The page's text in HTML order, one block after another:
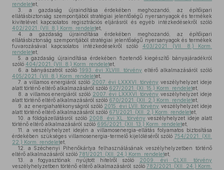
rendeletet,
3.
a gazdaság újraindítása érdekében meghozandó, az építőipari
ellátásbiztonság szempontjából stratégiai jelentőségű nyersanyagok és termékek
kivitelével kapcsolatos regisztrációs eljárásról és egyéb intézkedésekről szóló
402/2021. (VII. 8.) Korm. rendeletet,
4.
a gazdaság újraindítása érdekében meghozandó, az építőipari
ellátásbiztonság szempontjából stratégiai jelentőségű nyersanyagok és termékek
fuvarozásával kapcsolatos intézkedésekről szóló 403/2021. (VII. 8.) Korm.
rendeletet,
5.
a gazdaság újraindítása érdekében fizetendő kiegészítő bányajáradékról
szóló 404/2021. (VII. 8.) Korm. rendeletet,
6.
a bányászatról szóló 1993. évi XLVIII. törvény eltérő alkalmazásáról szóló
405/2021. (VII. 8.) Korm. rendeletet,
7. a villamos energiáról szóló 2007. évi LXXXVI. törvény veszélyhelyzet ideje
alatt történő eltérő alkalmazásáról szóló 627/2021. (XI. 15.) Korm. rendeletet,
8.
a villamos energiáról szóló 2007. évi LXXXVI. törvény veszélyhelyzet ideje
alatt történő eltérő alkalmazásáról szóló 670/2021. (XII. 2.) Korm. rendeletet,
9. az energiahatékonyságról szóló 2015. évi LVII. törvény veszélyhelyzet ideje
alatt történő eltérő alkalmazásáról szóló 671/2021. (XII. 2.) Korm. rendeletet,
10.
a földgázellátásról szóló 2008. évi XL. törvény veszélyhelyzet ideje alatt
történő eltérő alkalmazásáról szóló 695/2021. (XII. 13.) Korm. rendeletet,
11.
a veszélyhelyzet idején a villamosenergia-ellátás folyamatos biztosítása
érdekében szükséges villamosenergia-termelő kijelöléséről szóló754/2021. (XII.
22.) Korm. rendeletet,
12.
a Széchenyi Pihenőkártya felhasználásának veszélyhelyzetben történő
eltérő alkalmazásáról szóló 781/2021. (XII. 24.) Korm. rendeletet,
13.
a fogyasztónak nyújtott hitelről szóló 2009. évi CLXII. törvény
veszélyhelyzetben történő eltérő alkalmazásáról szóló 782/2021. (XII. 24.) Korm.